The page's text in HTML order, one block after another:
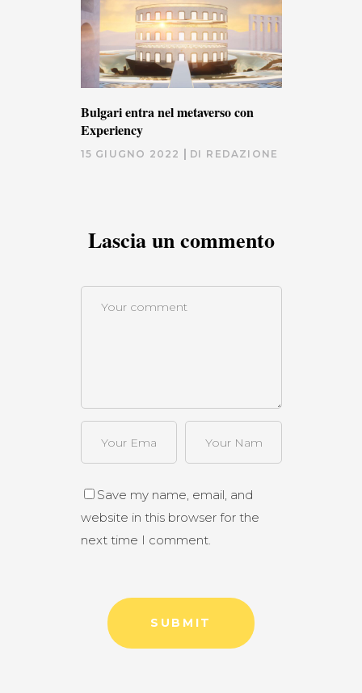
Bulgari entra nel metaverso con
Experiency
15 GIUGNO 2022 DI REDAZIONE
Lascia un commento
Save my name, email, and
website in this browser for the
next time I comment.